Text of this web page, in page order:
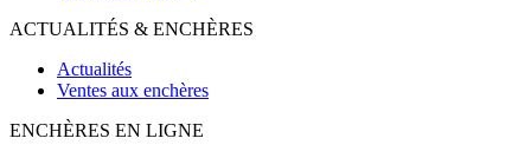
ACTUALITÉS & ENCHÈRES
Actualités
Ventes aux enchères
ENCHÈRES EN LIGNE